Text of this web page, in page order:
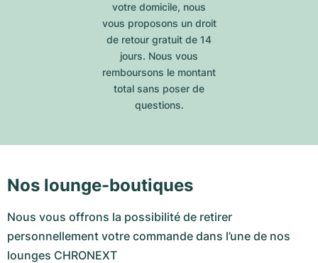
votre domicile, nous
vous proposons un droit
de retour gratuit de 14
jours. Nous vous
remboursons le montant
total sans poser de
questions.
Nos lounge-boutiques
Nous vous offrons la possibilité de retirer
personnellement votre commande dans l’une de nos
lounges CHRONEXT